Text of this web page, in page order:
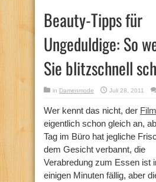
Beauty-Tipps für
Ungeduldige: So
Sie blitzschnell
in Damenmode Juli 28, 2011
Wer kennt das nicht, der Film
eigentlich schon gleich an,
Tag im Büro hat jegliche
dem Gesicht verbannt, die
Verabredung zum Essen ist
einigen Minuten fällig, aber